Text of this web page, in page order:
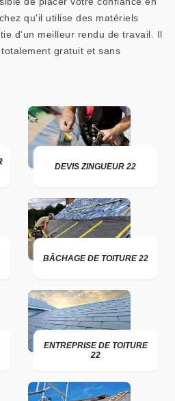
qu'il utilise des matériels
d'un meilleur rendu de travail. Il
gratuit et sans
DEVIS ZINGUEUR 22
BÂCHAGE DE TOITURE 22
ENTREPRISE DE TOITURE
22